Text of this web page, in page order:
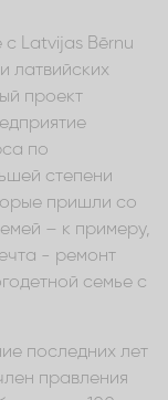
с Latvijas Bērnu
латвийских
проект
по
степени
пришли со
– к примеру,
- ремонт
семье с
последних лет
правления